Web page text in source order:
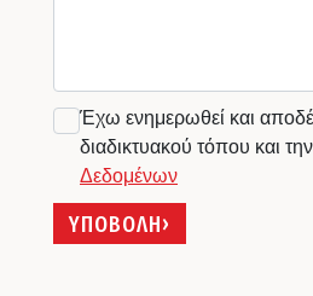
Έχω ενημερωθεί και
διαδικτυακού τόπου και την
Δεδομένων
ΥΠΟΒΟΛΗ